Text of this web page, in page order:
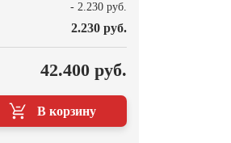
- 2.230 руб.
2.230 руб.
42.400 руб.
В корзину